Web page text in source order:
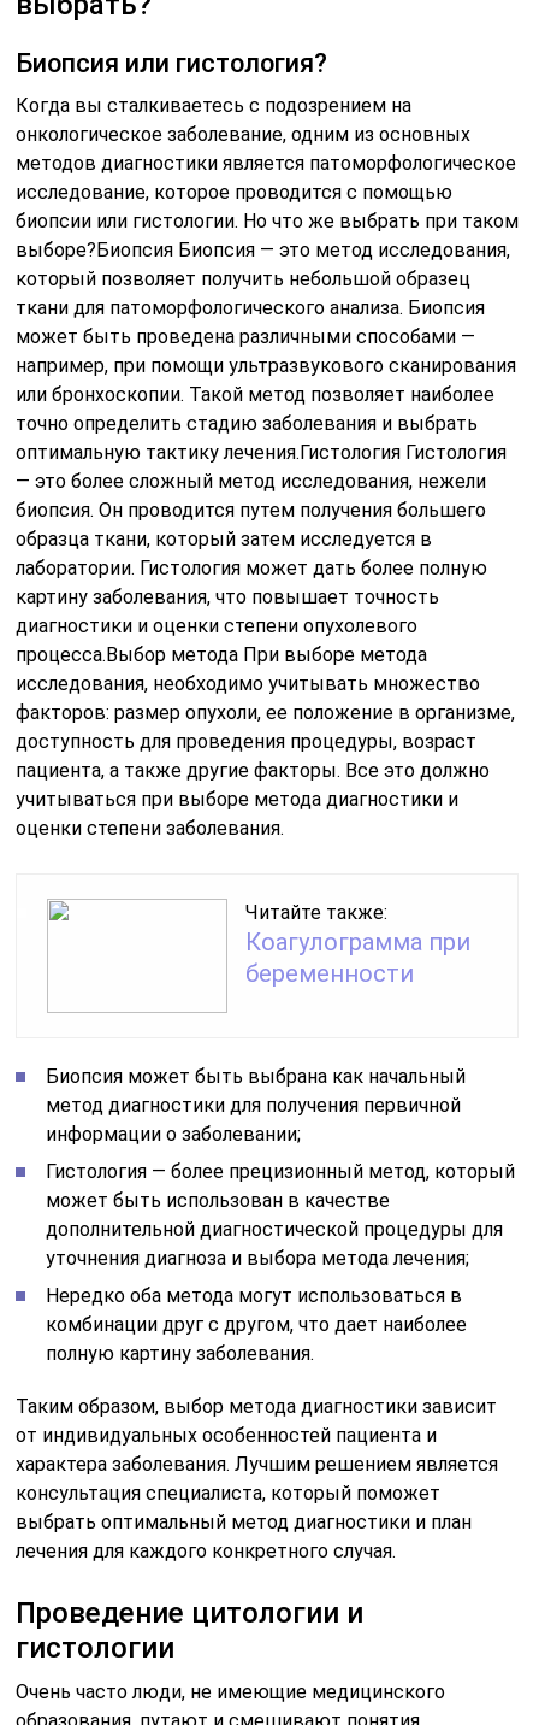
Биопсия или гистология?
Когда вы сталкиваетесь с подозрением на
онкологическое заболевание, одним из основных
методов диагностики является патоморфологическое
исследование, которое проводится с помощью
биопсии или гистологии. Но что же выбрать при таком
выборе?Биопсия Биопсия — это метод исследования,
который позволяет получить небольшой образец
ткани для патоморфологического анализа. Биопсия
может быть проведена различными способами —
например, при помощи ультразвукового сканирования
или бронхоскопии. Такой метод позволяет наиболее
точно определить стадию заболевания и выбрать
оптимальную тактику лечения.Гистология Гистология
— это более сложный метод исследования, нежели
биопсия. Он проводится путем получения большего
образца ткани, который затем исследуется в
лаборатории. Гистология может дать более полную
картину заболевания, что повышает точность
диагностики и оценки степени опухолевого
процесса.Выбор метода При выборе метода
исследования, необходимо учитывать множество
факторов: размер опухоли, ее положение в организме,
доступность для проведения процедуры, возраст
пациента, а также другие факторы. Все это должно
учитываться при выборе метода диагностики и
оценки степени заболевания.
Читайте также:
Коагулограмма при
беременности
Биопсия может быть выбрана как начальный
метод диагностики для получения первичной
информации о заболевании;
Гистология — более прецизионный метод, который
может быть использован в качестве
дополнительной диагностической процедуры для
уточнения диагноза и выбора метода лечения;
Нередко оба метода могут использоваться в
комбинации друг с другом, что дает наиболее
полную картину заболевания.
Таким образом, выбор метода диагностики зависит
от индивидуальных особенностей пациента и
характера заболевания. Лучшим решением является
консультация специалиста, который поможет
выбрать оптимальный метод диагностики и план
лечения для каждого конкретного случая.
Проведение цитологии и
гистологии
Очень часто люди, не имеющие медицинского